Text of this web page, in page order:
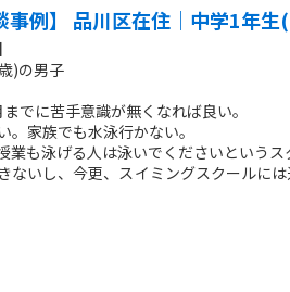
事例】 品川区在住｜中学1年
)の男子
でに苦手意識が無くなれば良い。
。家族でも水泳行かない。
も泳げる人は泳いでくださいというス
ないし、今更、スイミングスクールに